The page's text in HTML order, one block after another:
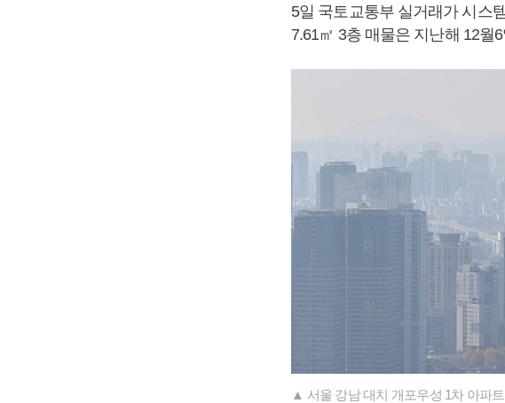
5일 국토교통부 실거래가 시스
7.61㎡ 3층 매물은 지난해 12월
▲ 서울 강남 대치 개포우성 1차 아파